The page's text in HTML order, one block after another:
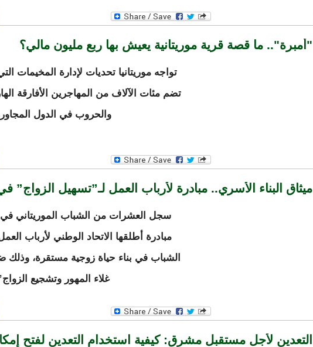
"أمبرة".. ما قصة قرية موريتانية يعيش بها ربع مليون مالي؟
تواجه موريتانيا تحديات لإدارة المخيمات
تضم مئات الآلاف من المهاجرين الأفارقة
والحروب في الدول
ميثاق البناء الأسري.. مبادرة لأرباب العمل لـ”تسهيل الزواج” في
سجل العشرات من الشباب الموريتاني في
مبادرة أطلقها الاتحاد الوطني لأرباب
الشباب في بناء حياة زوجية مستقرة،
غلاء المهور وتشجيع
التعدين لأجل مستقبل مشرق: كيفية استخدام التعدين لفتح